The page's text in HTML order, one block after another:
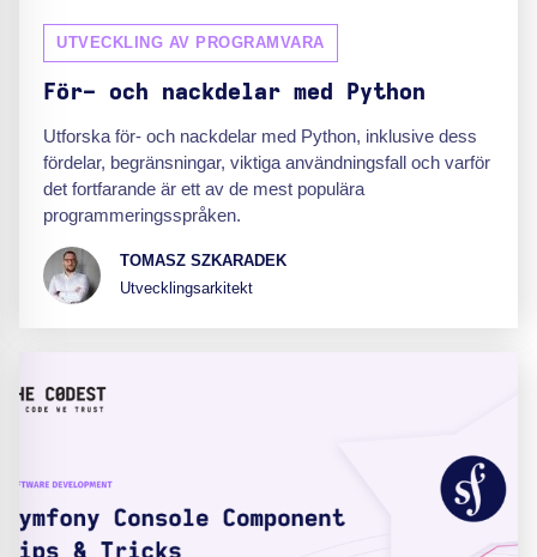
UTVECKLING AV PROGRAMVARA
För- och nackdelar med Python
Utforska för- och nackdelar med Python, inklusive dess
fördelar, begränsningar, viktiga användningsfall och varför
det fortfarande är ett av de mest populära
programmeringsspråken.
TOMASZ SZKARADEK
Utvecklingsarkitekt